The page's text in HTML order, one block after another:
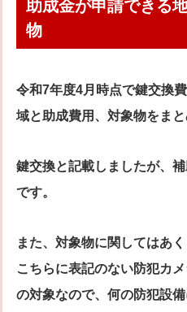
助成金が申請できる
物
令和7年度4月時点で鍵交換
域と助成費用、対象物をまと
鍵交換と記載しましたが、
です。
また、対象物に関してはあく
こちらに表記のない防犯カ
の対象なので、何の防犯設